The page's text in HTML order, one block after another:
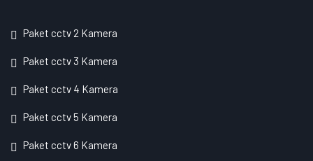
Paket cctv 2 Kamera
Paket cctv 3 Kamera
Paket cctv 4 Kamera
Paket cctv 5 Kamera
Paket cctv 6 Kamera